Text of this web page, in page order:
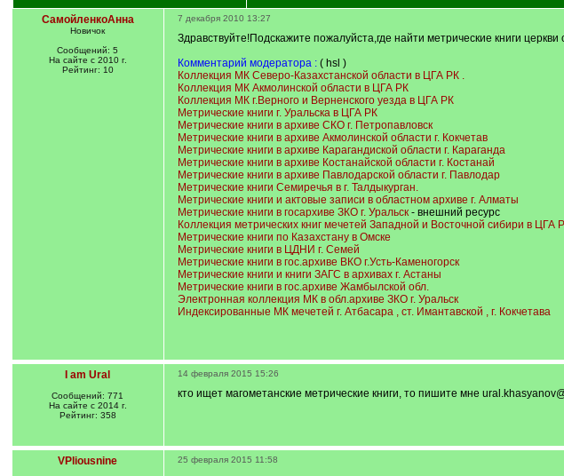
СамойленкоАнна
Новичок
Сообщений: 5
На сайте с 2010 г.
Рейтинг: 10
7 декабря 2010 13:27
Здравствуйте!Подскажите пожалуйста,где найти метрические книги
Комментарий модератора :( hsl )
Коллекция МК Северо-Казахстанской области в ЦГА РК .
Коллекция МК Акмолинской области в ЦГА РК
Коллекция МК г.Верного и Верненского уезда в ЦГА РК
Метрические книги г. Уральска в ЦГА РК
Метрические книги в архиве СКО г. Петропавловск
Метрические книги в архиве Акмолинской области г. Кокчетав
Метрические книги в архиве Карагандиской области г. Караганда
Метрические книги в архиве Костанайской области г. Костанай
Метрические книги в архиве Павлодарской области г. Павлодар
Метрические книги Семиречья в г. Талдыкурган.
Метрические книги и актовые записи в областном архиве г. Алматы
Метрические книги в госархиве ЗКО г. Уральск- внешний ресурс
Коллекция метрических книг мечетей Западной и Восточной сибири в ЦГА
Метрические книги по Казахстану в Омске
Метрические книги в ЦДНИ г. Семей
Метрические книги в гос.архиве ВКО г.Усть-Каменогорск
Метрические книги и книги ЗАГС в архивах г. Астаны
Метрические книги в гос.архиве Жамбылской обл.
Электронная коллекция МК в обл.архиве ЗКО г. Уральск
Индексированные МК мечетей г. Атбасара , ст. Имантавской , г. Кокчетава
I am Ural
Сообщений: 771
На сайте с 2014 г.
Рейтинг: 358
14 февраля 2015 15:26
кто ищет магометанские метрические книги, то пишите мне
VPliousnine 25 февраля 2015 11:58